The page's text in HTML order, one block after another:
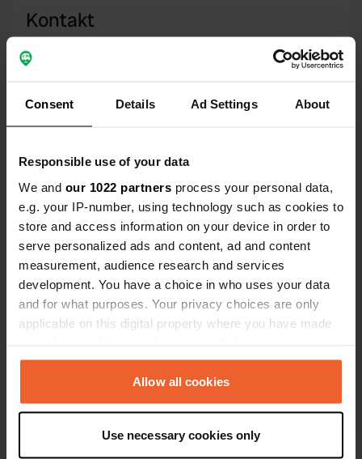
Consent Details Ad Settings About
Responsible use of your data
We and our 1022 partners process your personal data,
e.g. your IP-number, using technology such as cookies to
store and access information on your device in order to
serve personalized ads and content, ad and content
measurement, audience research and services
development. You have a choice in who uses your data
and for what purposes. Your privacy choices are only
applicable on this digital property where you have made
any time from the Cookie Declaration or by clicking on
the Privacy trigger icon.
Collect information about your geographical location
Allow all cookies
Use necessary cookies only
Kontakt
63530, Enval, Frankreich
Koordinaten
45° 53' 36" N 3° 3' 21" E
45.8933558 3.0557018
Kopie
Sitecode
113082
Upgrade auf PRO+
für alle Kontaktdaten PRO+
Auf der Karte anzeigen
Senden Sie eine E-Mail Kopie
Telefonnummer